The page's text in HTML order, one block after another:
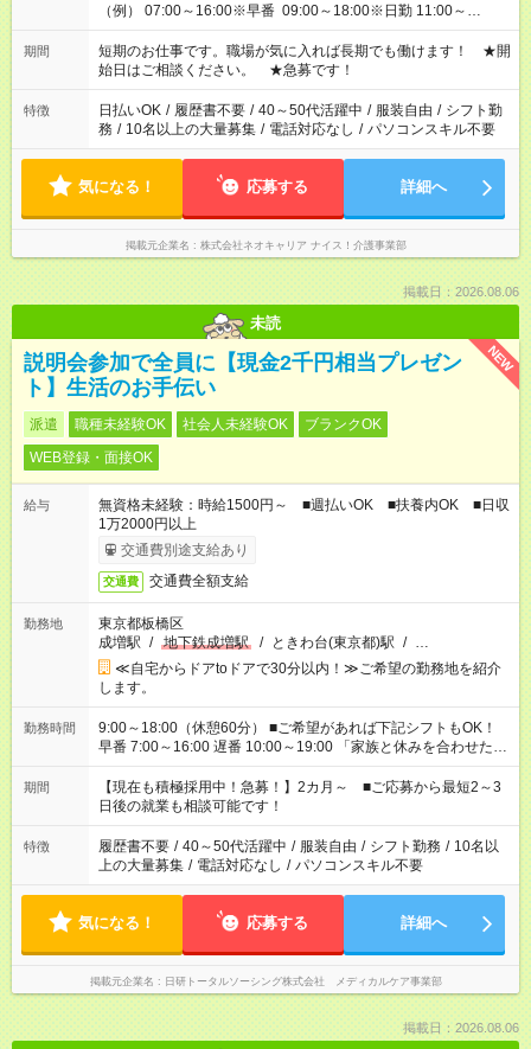
（例） 07:00～16:00※早番 09:00～18:00※日勤 11:00～
20:00※遅番 ※時間は、固定・選べる施設もあるので、ご希望が
あれば調整できます！ ※シフト制。勤務地により実働時間が異
なります。★家庭の都合でお休みが必要な場合も遠慮なくご相談
ください。
期間
短期のお仕事です。職場が気に入れば長期でも働けます！ ★開
始日はご相談ください。 ★急募です！
特徴 日払いOK / 履歴書不要 / 40～50代活躍中 / 服装自由 / シフト勤
務 / 10名以上の大量募集 / 電話対応なし / パソコンスキル不要
気になる！ 応募する 詳細へ
掲載元企業名 株式会社ネオキャリア ナイス！介護事業部
掲載日：2026.08.06
未読
NEW
説明会参加で全員に【現金2千円相当プレゼン
ト】生活のお手伝い
派遣 職種未経験OK 社会人未経験OK
ブランクOK
WEB登録・面接OK
給与
無資格未経験：時給1500円～ ■週払いOK ■扶養内OK ■日収
1万2000円以上
交通費別途支給あり
交通費 交通費全額支給
勤務地
東京都板橋区
成増駅 / 地下鉄成増駅 / ときわ台(東京都)駅 / …
≪自宅からドアtoドアで30分以内！≫ご希望の勤務地を紹介
します。
勤務時間
9:00～18:00（休憩60分） ■ご希望があれば下記シフトもOK！
早番 7:00～16:00 遅番 10:00～19:00 「家族と休みを合わせた
い」 「余裕を持って夕飯の準備がしたい」 「できれば残業はし
たくない」 など、ご希望を教えてくださいね。 ※Wワーク希望
の方へ 今ご覧のお仕事で希望する勤務時間と、もう1つのお仕事
の勤務時間。 合計で週40時間を超える場合は応募できません。
期間
【現在も積極採用中！急募！】2カ月～ ■ご応募から最短2～3
日後の就業も相談可能です！
特徴 履歴書不要 / 40～50代活躍中 / 服装自由 / シフト勤務 / 10名以
上の大量募集 / 電話対応なし / パソコンスキル不要
気になる！ 応募する 詳細へ
掲載元企業名 日研トータルソーシング株式会社 メディカルケア事業部
掲載日：2026.08.06